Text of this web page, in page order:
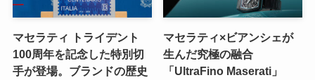
マセラティ トライデント
100周年を記念した特別切
手が登場。ブランドの歴史
マセラティ×ビアンシェが
生んだ究極の融合
「UltraFino Maserati」